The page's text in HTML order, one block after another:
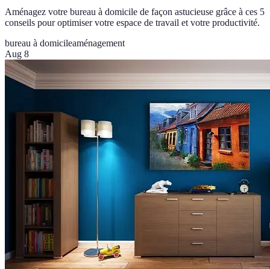
Aménagez votre bureau à domicile de façon astucieuse grâce à ces 5
conseils pour optimiser votre espace de travail et votre productivité.
bureau à domicileaménagement
Aug 8